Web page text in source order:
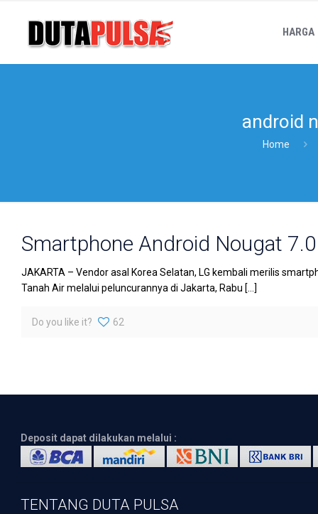
HARGA
android
Home
Smartphone Android Nougat
JAKARTA – Vendor asal Korea Selatan, LG kembali merilis
Tanah Air melalui peluncurannya di Jakarta, Rabu […]
Do you like it? 62
Deposit dapat dilakukan melalui :
TENTANG DUTA PULSA